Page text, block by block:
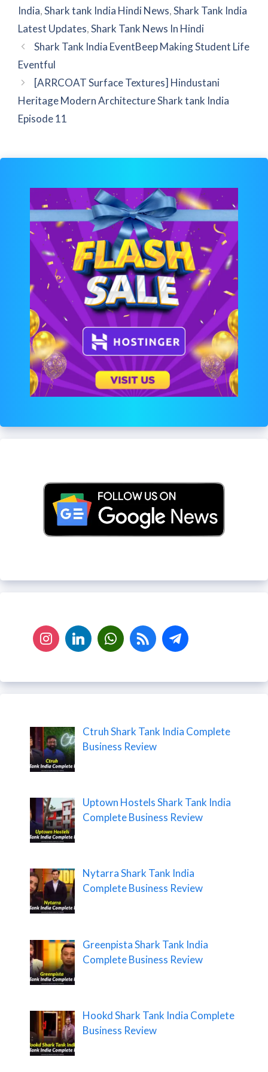
India,Shark tank India Hindi News,Shark Tank India
Latest Updates,Shark Tank News In Hindi
Shark Tank India EventBeep Making Student Life
Eventful
[ARRCOAT Surface Textures] Hindustani
Heritage Modern Architecture Shark tank India
Episode 11
Ctruh Shark Tank India Complete
Business Review
Uptown Hostels Shark Tank India
Complete Business Review
Nytarra Shark Tank India
Complete Business Review
Greenpista Shark Tank India
Complete Business Review
Hookd Shark Tank India Complete
Business Review